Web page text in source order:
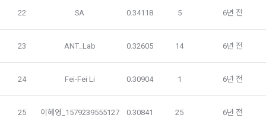
적용일자 및 개정사유를 명시하여 현행 약관과 함께 “회사” 홈페
“회사” 홈페이지의 공지게시판에 그 적용일자 7일 이전부터 적
용일자 전일까지 공지한다.
6. "회원"은 변경된 약관에 대해 거부할 권리가 있다. "회원"은 변
필수 항목 : 아이디, 비밀번호, 이름, 닉네임, 이메일
선택 항목 : 휴대폰번호, 생년월일, 국가, 직업
서비스의 이용자에 한해 추가 개인정보 수집이 발생할 수 있습
니다. 추가로 개인정보를 수집할 경우에는 해당 개인정보 수집
시점에서 이용자에게 ‘수집하는 개인정보 항목, 개인정보의 수
22 SA 0.34118 5 6년 전
23 ANT_Lab 0.32605 14 6년 전
24 Fei-Fei Li 0.30904 1 6년 전
25 이혜영_1579239555127 0.30841 25 6년 전